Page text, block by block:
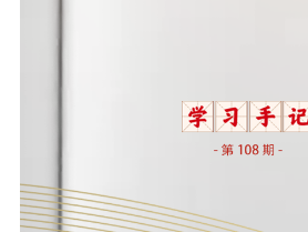
工作通知